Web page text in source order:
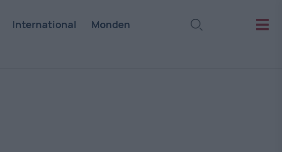
International Monden